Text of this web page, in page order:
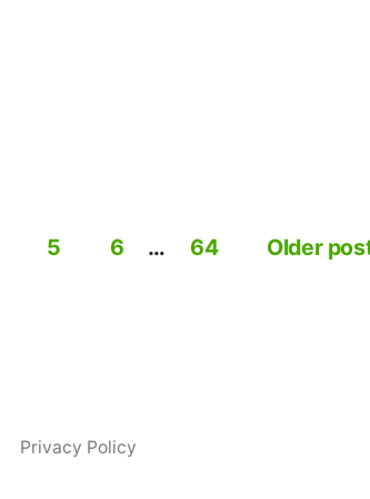
5 6 … 64 Older
Privacy Policy